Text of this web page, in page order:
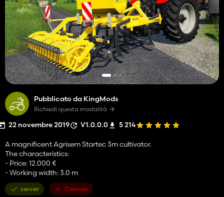
Pubblicato da KingMods
Richiedi questa modalità
22 novembre 2019 V1.0.0.0 5 214
A magnificent Agrisem Startec 3m cultivator.
The characteristics:
- Price: 12.000 €
- Working width: 3.0 m
server Console